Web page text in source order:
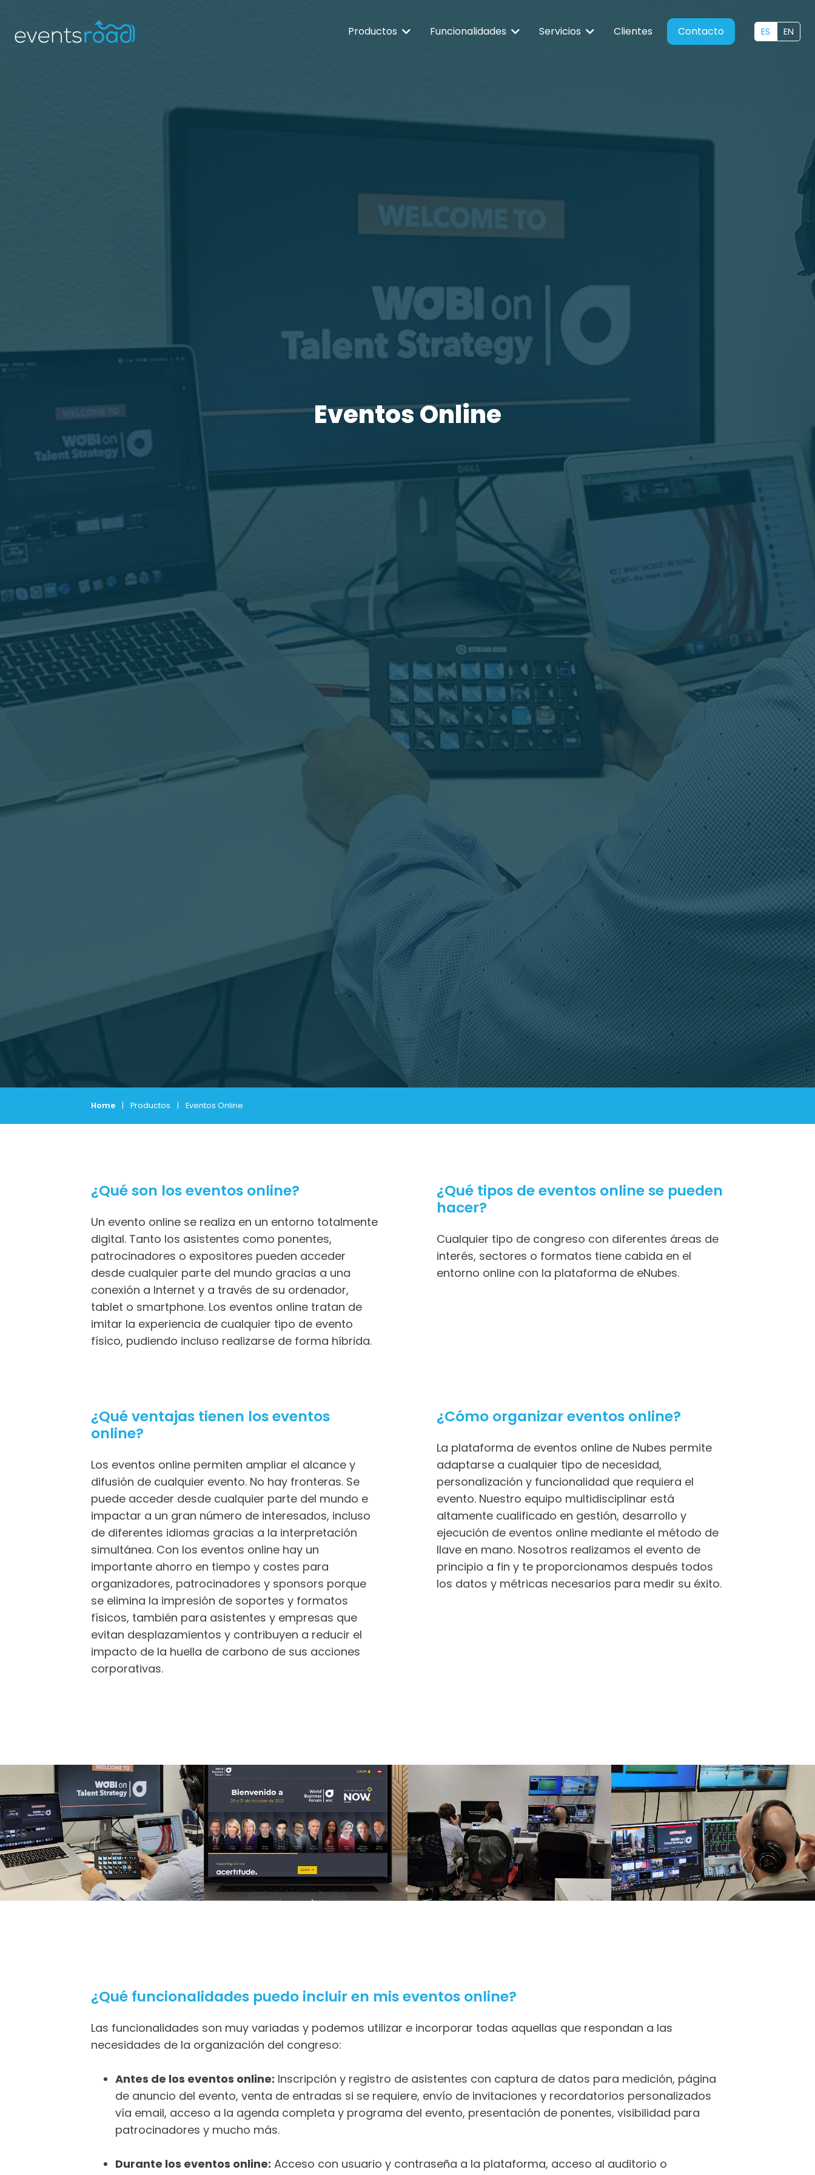
Productos Funcionalidades Servicios Clientes Contacto ES EN
Eventos Online
Home | Productos | Eventos Online
¿Qué son los eventos online?
Un evento online se realiza en un entorno totalmente
digital. Tanto los asistentes como ponentes,
patrocinadores o expositores pueden acceder
desde cualquier parte del mundo gracias a una
conexión a Internet y a través de su ordenador,
tablet o smartphone. Los eventos online tratan de
imitar la experiencia de cualquier tipo de evento
físico, pudiendo incluso realizarse de forma híbrida.
¿Qué tipos de eventos online se pueden
hacer?
Cualquier tipo de congreso con diferentes áreas de
interés, sectores o formatos tiene cabida en el
entorno online con la plataforma de eNubes.
¿Qué ventajas tienen los eventos
online?
Los eventos online permiten ampliar el alcance y
difusión de cualquier evento. No hay fronteras. Se
puede acceder desde cualquier parte del mundo e
impactar a un gran número de interesados, incluso
de diferentes idiomas gracias a la interpretación
simultánea. Con los eventos online hay un
importante ahorro en tiempo y costes para
organizadores, patrocinadores y sponsors porque
se elimina la impresión de soportes y formatos
físicos, también para asistentes y empresas que
evitan desplazamientos y contribuyen a reducir el
impacto de la huella de carbono de sus acciones
corporativas.
¿Cómo organizar eventos online?
La plataforma de eventos online de Nubes permite
adaptarse a cualquier tipo de necesidad,
personalización y funcionalidad que requiera el
evento. Nuestro equipo multidisciplinar está
altamente cualificado en gestión, desarrollo y
ejecución de eventos online mediante el método de
llave en mano. Nosotros realizamos el evento de
principio a fin y te proporcionamos después todos
los datos y métricas necesarios para medir su éxito.
¿Qué funcionalidades puedo incluir en mis eventos online?
Las funcionalidades son muy variadas y podemos utilizar e incorporar todas aquellas que respondan a las
necesidades de la organización del congreso:
Antes de los eventos online: Inscripción y registro de asistentes con captura de datos para medición, página
de anuncio del evento, venta de entradas si se requiere, envío de invitaciones y recordatorios personalizados
vía email, acceso a la agenda completa y programa del evento, presentación de ponentes, visibilidad para
patrocinadores y mucho más.
Durante los eventos online: Acceso con usuario y contraseña a la plataforma, acceso al auditorio o